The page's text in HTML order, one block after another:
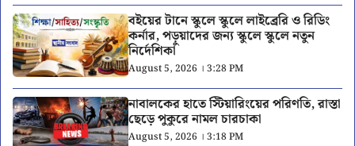
বইয়ের টানে স্কুলে স্কুলে লাইব্রেরি ও রিডিং
কর্নার, পড়ুয়াদের জন্য স্কুলে স্কুলে নতুন
নির্দেশিকা
August 5, 2026 । 3:28 PM
নাবালকের হাতে স্টিয়ারিংয়ের পরিণতি, রাস্তা
ছেড়ে পুকুরে নামল চারচাকা
August 5, 2026 । 3:18 PM